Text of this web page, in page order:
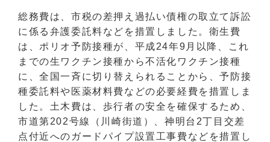
総務費は、市税の差押え過払い債権の取立て訴訟
に係る弁護委託料などを措置しました。衛生費
は、ポリオ予防接種が、平成24年9月以降、これ
までの生ワクチン接種から不活化ワクチン接種
に、全国一斉に切り替えられることから、予防接
種委託料や医薬材料費などの必要経費を措置しま
した。土木費は、歩行者の安全を確保するため、
市道第202号線（川崎街道）、神明台2丁目交差
点付近へのガードパイプ設置工事費などを措置し